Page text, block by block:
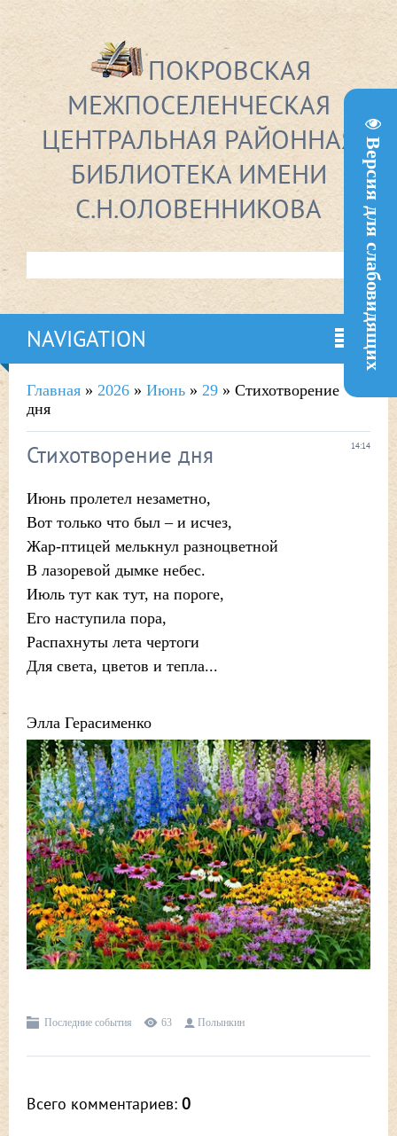
Версия для слабовидящих
ПОКРОВСКАЯ
МЕЖПОСЕЛЕНЧЕСКАЯ
ЦЕНТРАЛЬНАЯ РАЙОННАЯ
БИБЛИОТЕКА ИМЕНИ
С.Н.ОЛОВЕННИКОВА
NAVIGATION
Главная » 2026 » Июнь » 29 » Стихотворение
дня
14:14
Стихотворение дня
Июнь пролетел незаметно,
Вот только что был – и исчез,
Жар-птицей мелькнул разноцветной
В лазоревой дымке небес.
Июль тут как тут, на пороге,
Его наступила пора,
Распахнуты лета чертоги
Для света, цветов и тепла...
Элла Герасименко
Последние события 63 Полынкин
Всего комментариев: 0